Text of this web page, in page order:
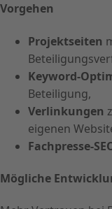
Vorgehen
Projektseiten
Keyword-
Beteiligung,
Verlinkungen
eigenen
Fachpresse-
Mögliche